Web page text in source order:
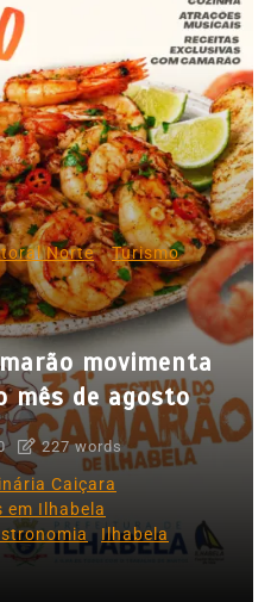
Norte Turismo
movimenta
mês de agosto
227 words
Caiçara
em Ilhabela
Ilhabela